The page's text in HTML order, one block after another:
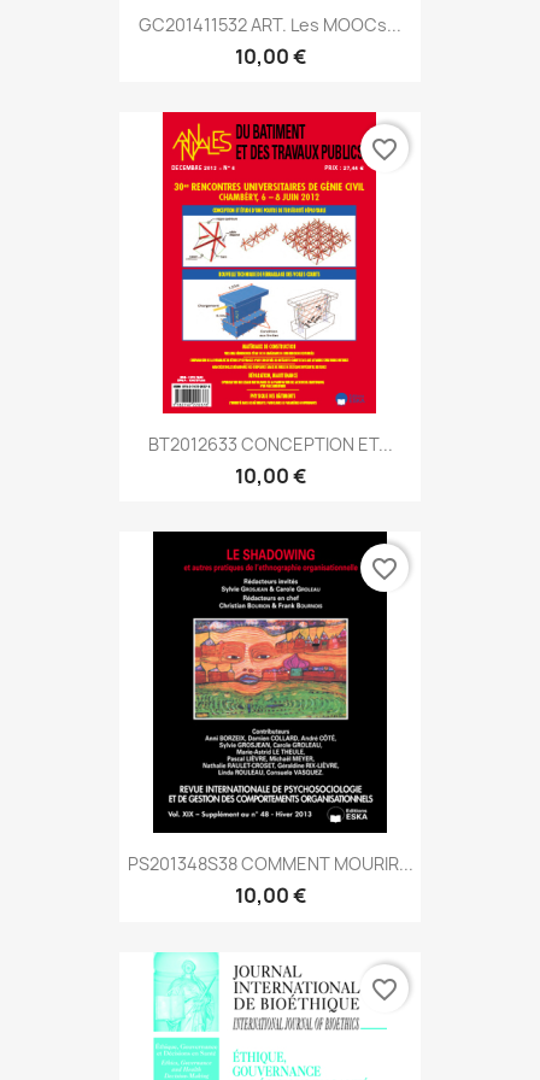
GC201411532 ART. Les MOOCs...
10,00 €
BT2012633 CONCEPTION ET...
10,00 €
favorite_border
PS201348S38 COMMENT MOURIR...
10,00 €
favorite_border
favorite_border